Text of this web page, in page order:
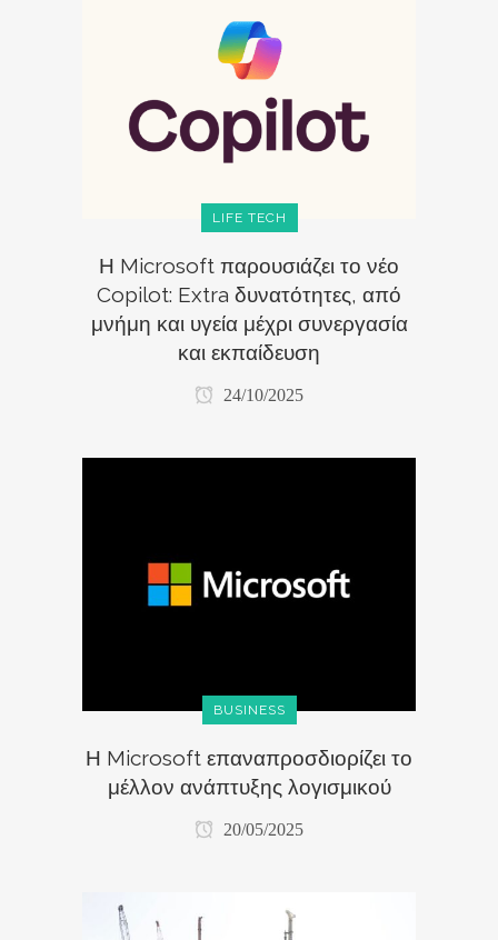
LIFE TECH
Η Microsoft παρουσιάζει το νέο
Copilot: Extra δυνατότητες, από
μνήμη και υγεία μέχρι συνεργασία
και εκπαίδευση
24/10/2025
BUSINESS
Η Microsoft επαναπροσδιορίζει το
μέλλον ανάπτυξης λογισμικού
20/05/2025